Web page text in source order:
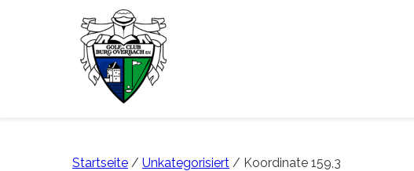
Startseite / Unkategorisiert / Koordinate 159,3